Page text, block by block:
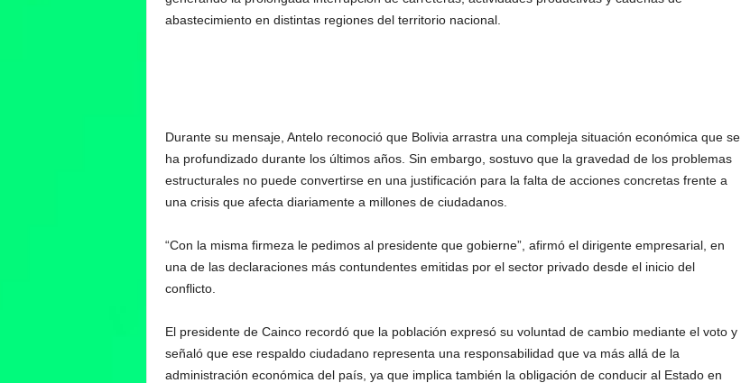
abastecimiento en distintas regiones del territorio nacional.
Durante su mensaje, Antelo reconoció que Bolivia arrastra una compleja situación económica que se
ha profundizado durante los últimos años. Sin embargo, sostuvo que la gravedad de los problemas
estructurales no puede convertirse en una justificación para la falta de acciones concretas frente a
una crisis que afecta diariamente a millones de ciudadanos.
“Con la misma firmeza le pedimos al presidente que gobierne”, afirmó el dirigente empresarial, en
una de las declaraciones más contundentes emitidas por el sector privado desde el inicio del
conflicto.
El presidente de Cainco recordó que la población expresó su voluntad de cambio mediante el voto y
señaló que ese respaldo ciudadano representa una responsabilidad que va más allá de la
administración económica del país, ya que implica también la obligación de conducir al Estado en